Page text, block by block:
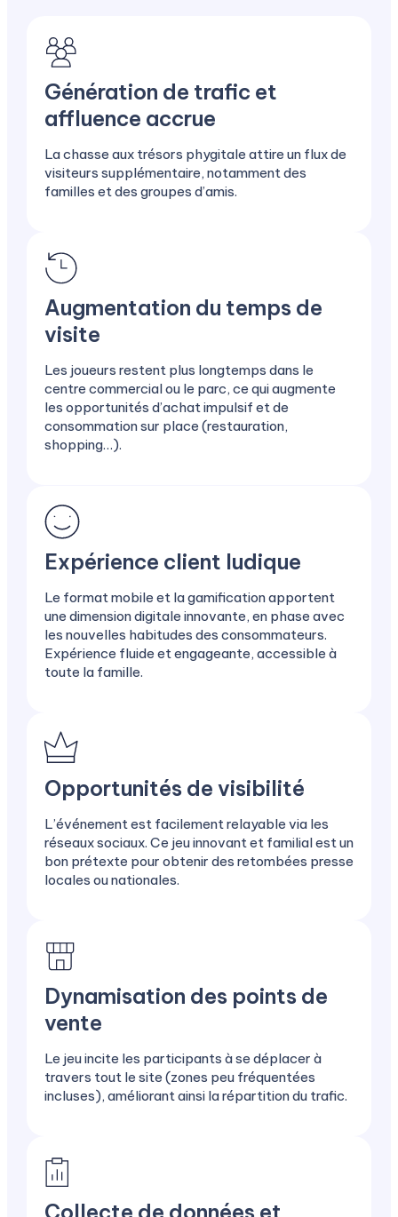
Génération de trafic et
affluence accrue
La chasse aux trésors phygitale attire un flux de
visiteurs supplémentaire, notamment des
familles et des groupes d’amis.
Augmentation du temps de
visite
Les joueurs restent plus longtemps dans le
centre commercial ou le parc, ce qui augmente
les opportunités d’achat impulsif et de
consommation sur place (restauration,
shopping…).
Expérience client ludique
Le format mobile et la gamification apportent
une dimension digitale innovante, en phase avec
les nouvelles habitudes des consommateurs.
Expérience fluide et engageante, accessible à
toute la famille.
Opportunités de visibilité
L’événement est facilement relayable via les
réseaux sociaux. Ce jeu innovant et familial est un
bon prétexte pour obtenir des retombées presse
locales ou nationales.
Dynamisation des points de
vente
Le jeu incite les participants à se déplacer à
travers tout le site (zones peu fréquentées
incluses), améliorant ainsi la répartition du trafic.